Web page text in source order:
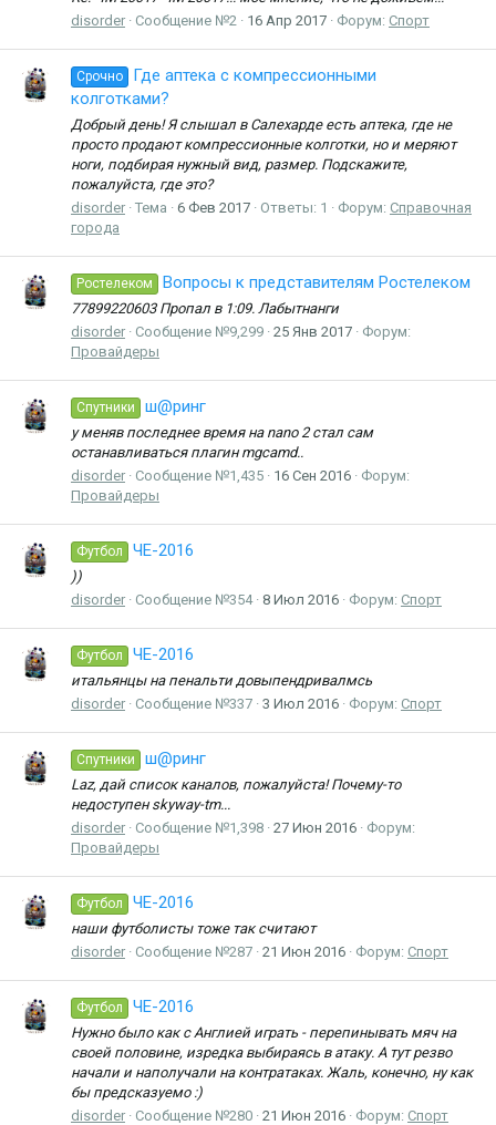
disorder
Сообщение №2 16 Апр 2017 Форум: Спорт
Срочно
Где аптека с компрессионными
колготками?
Добрый день! Я слышал в Салехарде есть аптека, где не
просто продают компрессионные колготки, но и меряют
ноги, подбирая нужный вид, размер. Подскажите,
пожалуйста, где это?
disorder Тема 6 Фев 2017 Ответы: 1 Форум: Справочная
города
Ростелеком Вопросы к представителям Ростелеком
77899220603 Пропал в 1:09. Лабытнанги
disorder
Сообщение №9,299 25 Янв 2017
Форум:
Провайдеры
Спутники ш@ринг
у меняв последнее время на nano 2 стал сам
останавливаться плагин mgcamd..
disorder
Сообщение №1,435 16 Сен 2016
Форум:
Провайдеры
Футбол ЧЕ-2016
))
disorder
Сообщение №354 8 Июл 2016 Форум: Спорт
Футбол ЧЕ-2016
итальянцы на пенальти довыпендривалмсь
disorder
Сообщение №337 3 Июл 2016 Форум: Спорт
Спутники ш@ринг
Laz, дай список каналов, пожалуйста! Почему-то
недоступен skyway-tm...
disorder
Сообщение №1,398 27 Июн 2016
Форум:
Провайдеры
Футбол ЧЕ-2016
наши футболисты тоже так считают
disorder
Сообщение №287 21 Июн 2016 Форум: Спорт
Футбол ЧЕ-2016
Нужно было как с Англией играть - перепинывать мяч на
своей половине, изредка выбираясь в атаку. А тут резво
начали и наполучали на контратаках. Жаль, конечно, ну как
бы предсказуемо :)
disorder
Сообщение №280 21 Июн 2016 Форум: Спорт